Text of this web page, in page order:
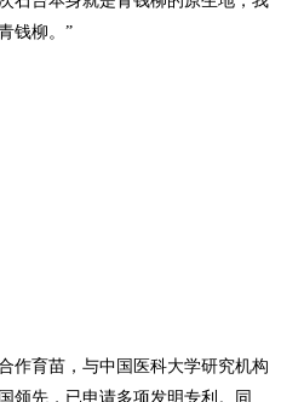
钱柳。”
作育苗，与中国医科大学研究机构
领先，已申请多项发明专利。同